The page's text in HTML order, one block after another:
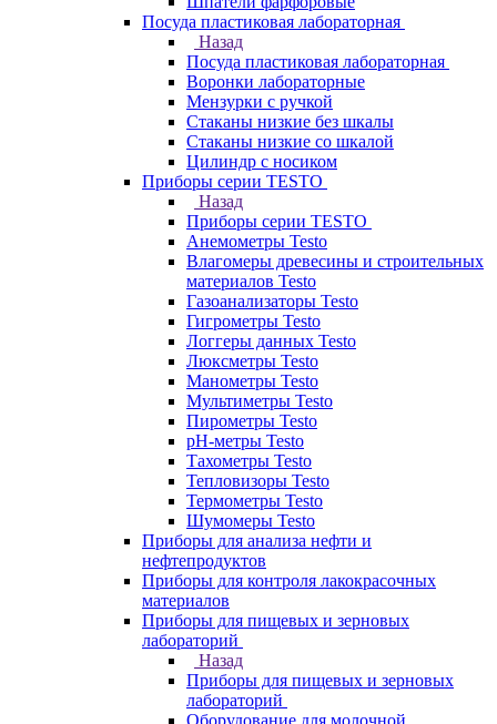
Посуда пластиковая лабораторная
Назад
Посуда пластиковая лабораторная
Воронки лабораторные
Мензурки с ручкой
Стаканы низкие без шкалы
Стаканы низкие со шкалой
Цилиндр с носиком
Приборы серии TESTO
Назад
Приборы серии TESTO
Анемометры Testo
Влагомеры древесины и строительных
материалов Testo
Газоанализаторы Testo
Гигрометры Testo
Логгеры данных Testo
Люксметры Testo
Манометры Testo
Мультиметры Testo
Пирометры Testo
pH-метры Testo
Тахометры Testo
Тепловизоры Testo
Термометры Testo
Шумомеры Testo
Приборы для анализа нефти и
нефтепродуктов
Приборы для контроля лакокрасочных
материалов
Приборы для пищевых и зерновых
лабораторий
Назад
Приборы для пищевых и зерновых
лабораторий
Оборудование для молочной